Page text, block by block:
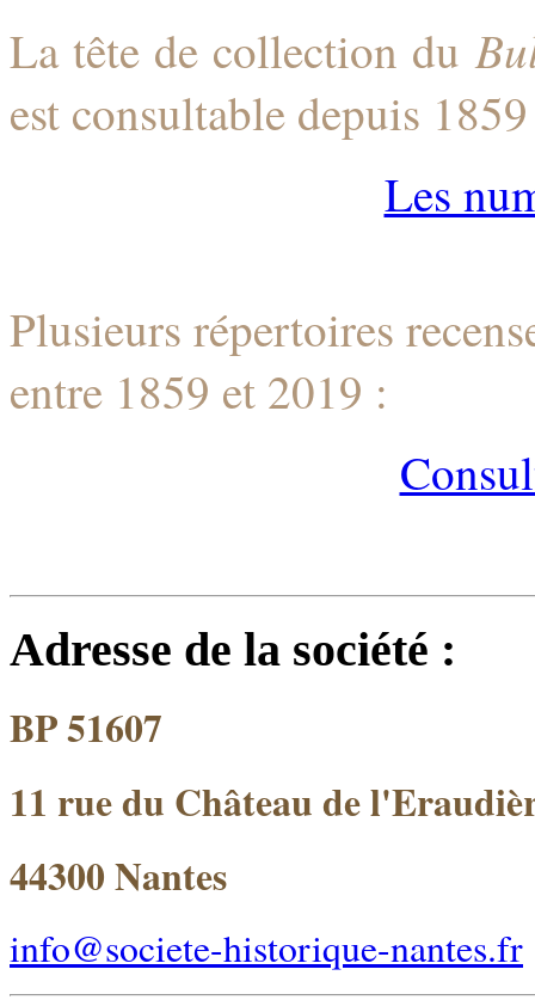
La tête de collection du
est consultable depuis
Les
Plusieurs répertoires
entre 1859 et 2019 :
Adresse de la société :
BP 51607
11 rue du Château de
44300 Nantes
info@societe-historique-nantes.fr